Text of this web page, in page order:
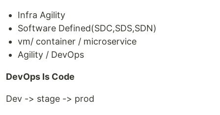
Infra Agility
Software Defined(SDC,SDS,SDN)
vm/ container / microservice
Agility / DevOps
DevOps Is Code
Dev -> stage -> prod